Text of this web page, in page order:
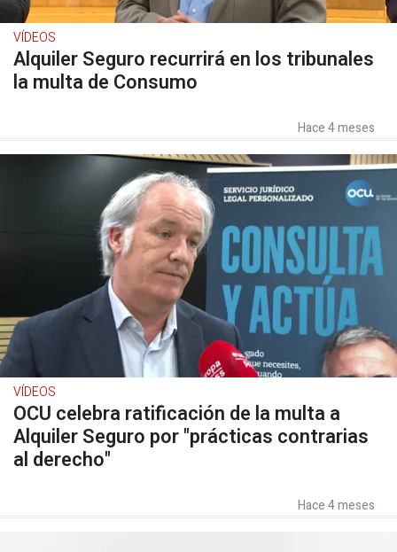
VÍDEOS
Alquiler Seguro recurrirá en los tribunales
la multa de Consumo
Hace 4 meses
VÍDEOS
OCU celebra ratificación de la multa a
Alquiler Seguro por "prácticas contrarias
al derecho"
Hace 4 meses